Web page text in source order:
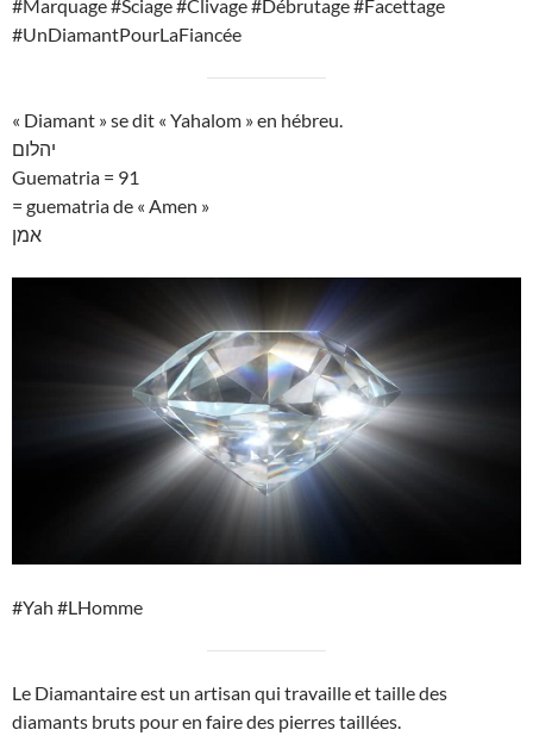
#Marquage #Sciage #Clivage #Débrutage #Facettage
#UnDiamantPourLaFiancée
« Diamant » se dit « Yahalom » en hébreu.
יהלום
Guematria = 91
= guematria de « Amen »
אמן
#Yah #LHomme
Le Diamantaire est un artisan qui travaille et taille des
diamants bruts pour en faire des pierres taillées.